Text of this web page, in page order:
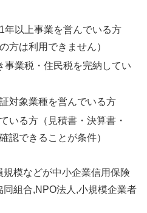
年以上事業を営んでいる方
方は利用できません）
事業税・住民税を完納してい
対象業種を営んでいる方
いる方（見積書・決算書・
認できることが条件）
模などが中小企業信用保険
組合,NPO法人,小規模企業者